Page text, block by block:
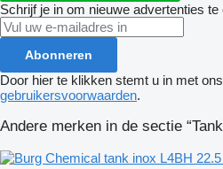
Schrijf je in om nieuwe advertenties
Abonneren
Door hier te klikken stemt u in met ons
gebruikersvoorwaarden.
Andere merken in de sectie